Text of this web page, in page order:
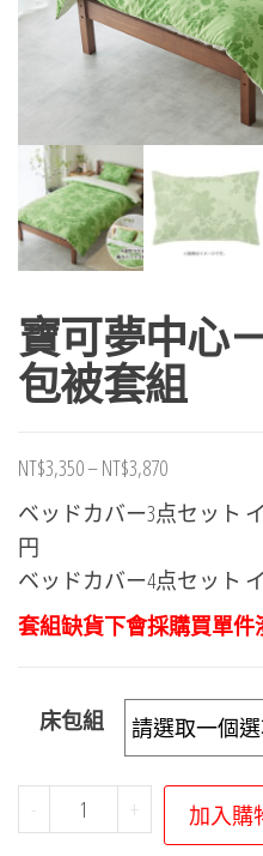
寶可夢中心
包被套組
NT$3,350–NT$3,870價
格
範
圍：
NT$3,350
到
ベッドカバー3点セット
円
ベッドカバー4点セット
套組缺貨下會採購買單件
床包組
-
可
+ 加入購